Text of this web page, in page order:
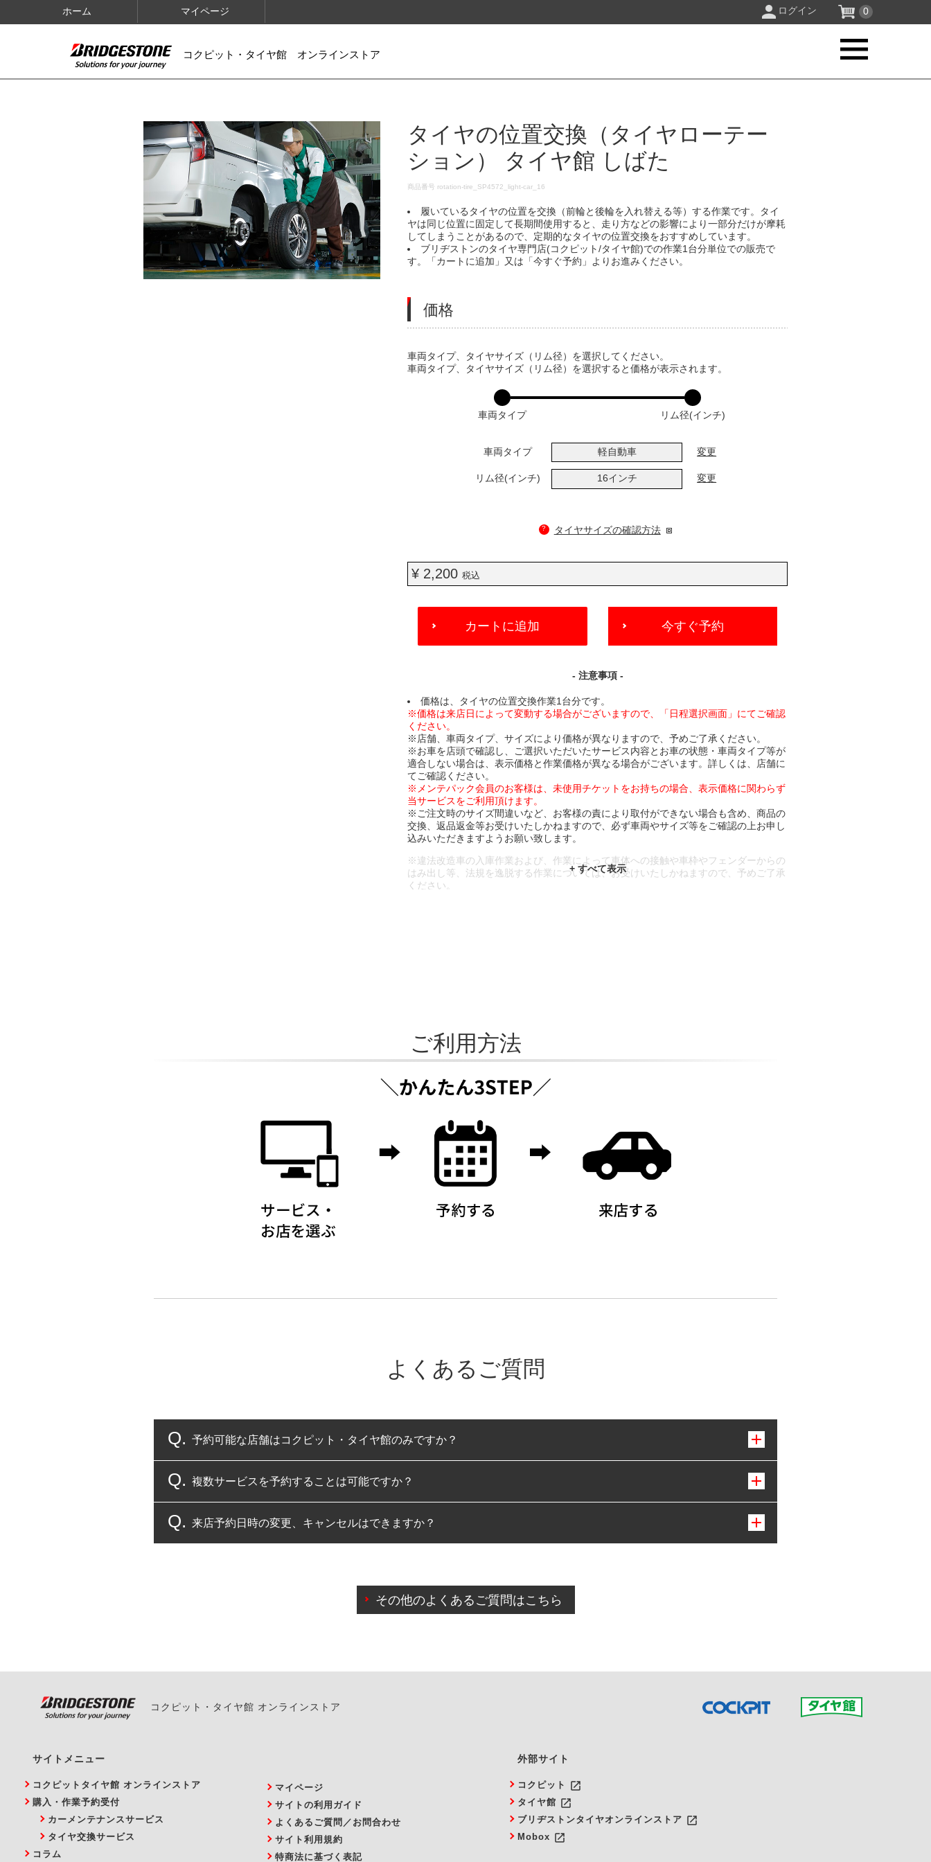
ホーム マイページ ログイン 0
コクピット・タイヤ館 オンラインストア
IMAGES
タイヤの位置交換（タイヤローテー
ション） タイヤ館 しばた
DETAILS
商品番号 rotation-tire_SP4572_light-car_16
履いているタイヤの位置を交換（前輪と後輪を入れ替える等）する作業です。タイ
ヤは同じ位置に固定して長期間使用すると、走り方などの影響により一部分だけが摩耗
してしまうことがあるので、定期的なタイヤの位置交換をおすすめしています。
ブリヂストンのタイヤ専門店(コクピット/タイヤ館)での作業1台分単位での販売で
す。「カートに追加」又は「今すぐ予約」よりお進みください。
価格
VARIATIONS
車両タイプ、タイヤサイズ（リム径）を選択してください。
車両タイプ、タイヤサイズ（リム径）を選択すると価格が表示されます。
車両タイプ リム径(インチ)
車両タイプ 軽自動車 変更
リム径(インチ) 16インチ 変更
? タイヤサイズの確認方法
¥ 2,200税込
ADD
CART
カートに追加 今すぐ予約
- 注意事項 -
価格は、タイヤの位置交換作業1台分です。
※価格は来店日によって変動する場合がございますので、「日程選択画面」にてご確認
ください。
※店舗、車両タイプ、サイズにより価格が異なりますので、予めご了承ください。
※お車を店頭で確認し、ご選択いただいたサービス内容とお車の状態・車両タイプ等が
適合しない場合は、表示価格と作業価格が異なる場合がございます。詳しくは、店舗に
てご確認ください。
※メンテパック会員のお客様は、未使用チケットをお持ちの場合、表示価格に関わらず
当サービスをご利用頂けます。
※ご注文時のサイズ間違いなど、お客様の責により取付ができない場合も含め、商品の
交換、返品返金等お受けいたしかねますので、必ず車両やサイズ等をご確認の上お申し
込みいただきますようお願い致します。
※違法改造車の入庫作業および、作業によって車体への接触や車枠やフェンダーからの
はみ出し等、法規を逸脱する作業については、お受けいたしかねますので、予めご了承
ください。
ご利用方法
よくあるご質問
予約可能な店舗はコクピット・タイヤ館のみですか？
コクピット・タイヤ館のみとなります。
複数サービスを予約することは可能ですか？
複数サービスのご予約は可能です。
来店予約日時の変更、キャンセルはできますか？
また、やむを得ない事由によりご予約のキャンセルをご希望の際は、直接ご予約いただいた店舗へご連絡くださ
その他のよくあるご質問はこちら
コクピット・タイヤ館 オンラインストア
サイトメニュー
コクピットタイヤ館 オンラインストア
購入・作業予約受付
カーメンテナンスサービス
タイヤ交換サービス
コラム
マイページ
サイトの利用ガイド
よくあるご質問／お問合わせ
サイト利用規約
特商法に基づく表記
外部サイト
コクピット launch
タイヤ館 launch
ブリヂストンタイヤオンラインストア launch
Mobox launch